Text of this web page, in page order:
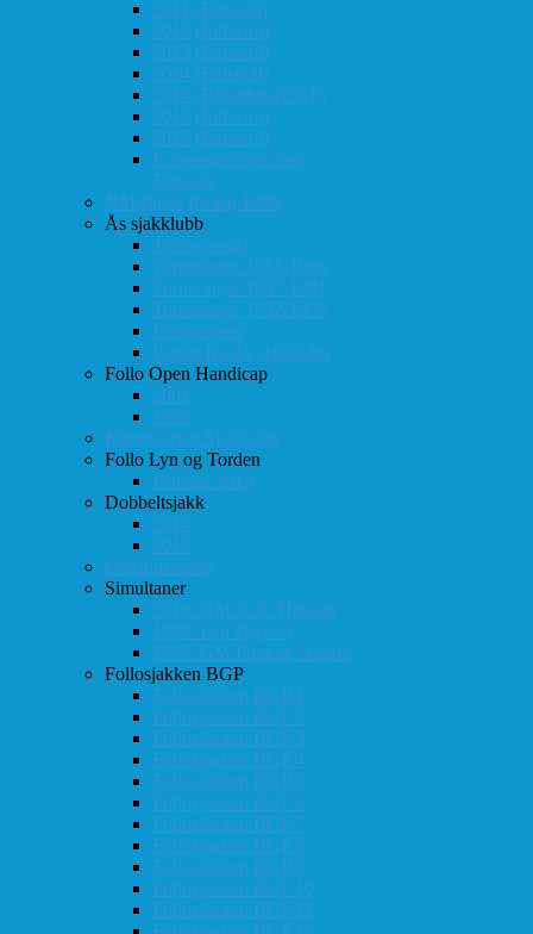
2011 (Eidsvoll)
2012 (Eidsvoll)
2013 (Eidsvoll)
2014 (Eidsvoll)
2014 (Rokaden/NSSF)
2015 (Eidsvoll)
2016 (Eidsvoll)
Kamp-statistikk mot
Eidsvoll
NM-finale for lag 1998
Ås sjakklubb
Totaloversikt
Turneringer 1981-1986
Turneringer 1987-1991
Turneringer 1992-1996
Klubbaviser
Partier fra Ås sjakklubb
Follo Open Handicap
2001
1999
Klubbavisen Sjakkalen
Follo Lyn og Torden
Februar 2013
Dobbeltsjakk
2014
2015
Østlandsserien
Simultaner
2016: GM T. R. Hansen
1999: Leif Øgaard
1996: GM Predrag Nikolic
Follosjakken BGP
Follosjakken BGP 1
Follosjakken BGP 2
Follosjakken BGP 3
Follosjakken BGP 4
Follosjakken BGP 5
Follosjakken BGP 6
Follosjakken BGP 7
Follosjakken BGP 8
Follosjakken BGP 9
Follosjakken BGP 10
Follosjakken BGP 11